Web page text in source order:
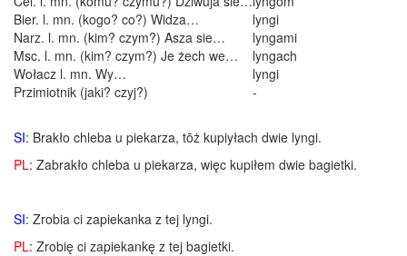
Bier. l. mn. (kogo? co?) Widza…
lyngi
Narz. l. mn. (kim? czym?) Asza sie…
lyngami
Msc. l. mn. (kim? czym?) Je żech we…
lyngach
Wołacz l. mn. Wy…
lyngi
Przimiotnik (jaki? czyj?)
-
SI: Brakło chleba u piekarza, tōż kupiyłach dwie lyngi.
PL: Zabrakło chleba u piekarza, więc kupiłem dwie bagietki.
SI: Zrobia ci zapiekanka z tej lyngi.
PL: Zrobię ci zapiekankę z tej bagietki.